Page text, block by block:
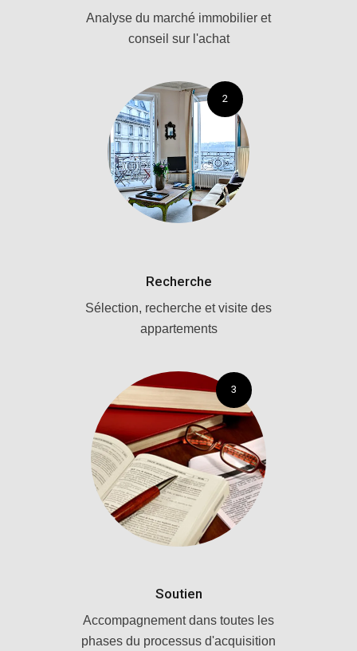
Analyse du marché immobilier et
conseil sur l'achat
2
Recherche
Sélection, recherche et visite des
appartements
3
Soutien
Accompagnement dans toutes les
phases du processus d'acquisition